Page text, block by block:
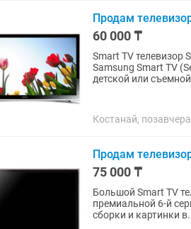
Продам
60 000 ₸
Smart TV телевизор Samsung
Samsung Smart TV
детской или
Костанай, позавчера
Продам
75 000 ₸
Большой Smart TV телевизор
премиальной 6-й
сборки и картинки